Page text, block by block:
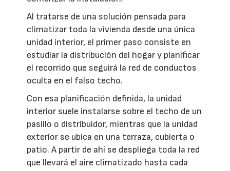
Al tratarse de una solución pensada para
climatizar toda la vivienda desde una única
unidad interior, el primer paso consiste en
estudiar la distribución del hogar y planificar
el recorrido que seguirá la red de conductos
oculta en el falso techo.
Con esa planificación definida, la unidad
interior suele instalarse sobre el techo de un
pasillo o distribuidor, mientras que la unidad
exterior se ubica en una terraza, cubierta o
patio. A partir de ahí se despliega toda la red
que llevará el aire climatizado hasta cada